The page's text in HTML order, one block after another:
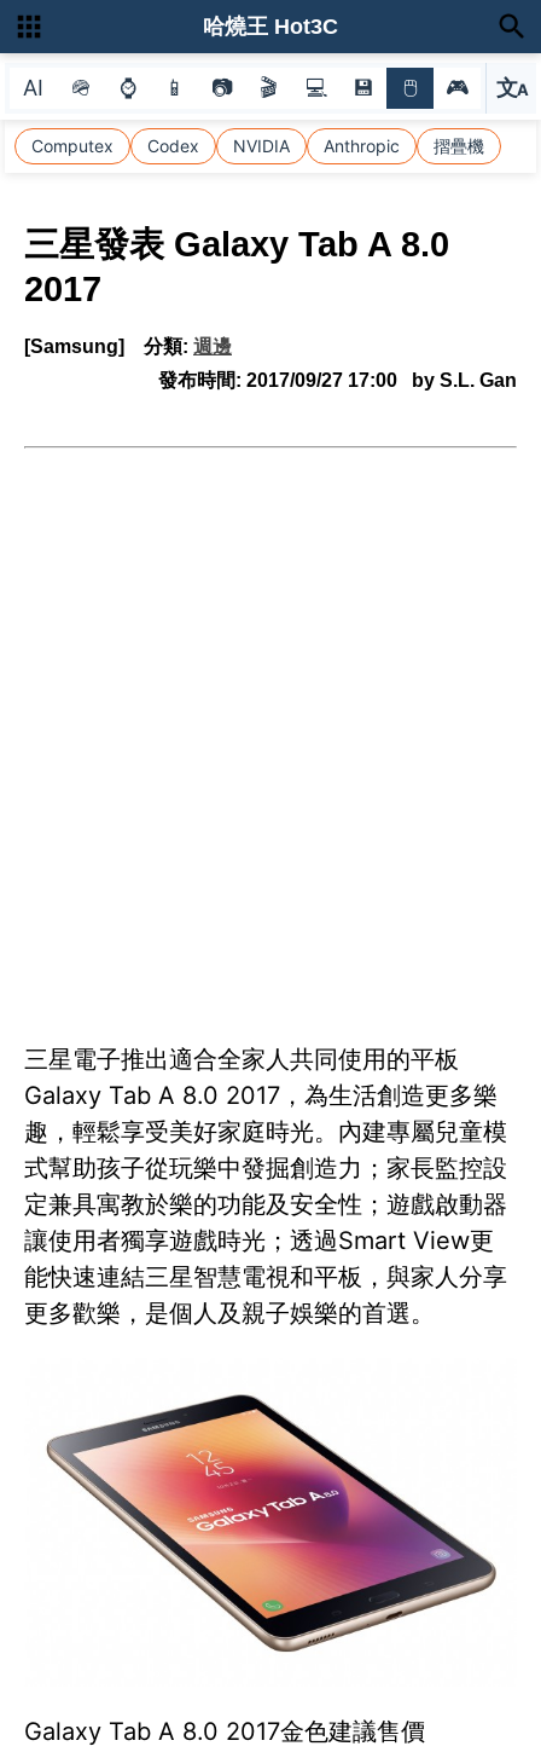
AI 🪖 ⌚ 📱 📷 🎬 💻 💾 🖱 🎮 文A
選
Computex Codex NVIDIA Anthropic 摺疊機
哈燒王 Hot3C
三星發表 Galaxy Tab A 8.0
2017
[Samsung] 分類: 週邊
發布時間: 2017/09/27 17:00 by S.L. Gan
三星電子推出適合全家人共同使用的平板
Galaxy Tab A 8.0 2017，為生活創造更多樂
趣，輕鬆享受美好家庭時光。內建專屬兒童模
式幫助孩子從玩樂中發掘創造力；家長監控設
定兼具寓教於樂的功能及安全性；遊戲啟動器
讓使用者獨享遊戲時光；透過Smart View更
能快速連結三星智慧電視和平板，與家人分享
更多歡樂，是個人及親子娛樂的首選。
Galaxy Tab A 8.0 2017金色建議售價